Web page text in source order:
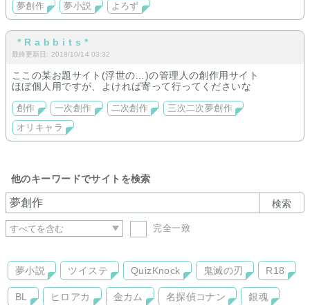
記の通り。
ジャンルが多すぎてキーワードに全て書ききれませんでした。
亀更新
夢創作 夢小説 よろず
* R a b b i t s *
最終更新日: 2018/10/14 03:32
ここの某お題サイト(浮世の…)の管理人の創作用サイト
ほぼ個人用ですが、よければ寄って行ってくださいな
創作 一次創作 二次創作
三次二次夢創作
オリキャラ
他のキーワードでサイトを検索
検索
完全一致
夢小説 ツイステ QuizKnock 鬼滅の刃 R18
BL ヒロアカ 金カム 名探偵コナン 銀魂